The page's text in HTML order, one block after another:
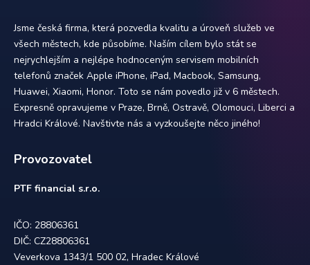
Jsme česká firma, která pozvedla kvalitu a úroveň služeb ve
všech městech, kde působíme. Naším cílem bylo stát se
nejrychlejším a nejlépe hodnoceným servisem mobilních
telefonů značek Apple iPhone, iPad, Macbook, Samsung,
Huawei, Xiaomi, Honor. Toto se nám povedlo již v 6 městech.
Expresně opravujeme v Praze, Brně, Ostravě, Olomouci, Liberci a
Hradci Králové. Navštivte nás a vyzkoušejte něco jiného!
Provozovatel
PTF financial s.r.o.
IČO: 28806361
DIČ: CZ28806361
Veverkova 1343/1 500 02, Hradec Králové